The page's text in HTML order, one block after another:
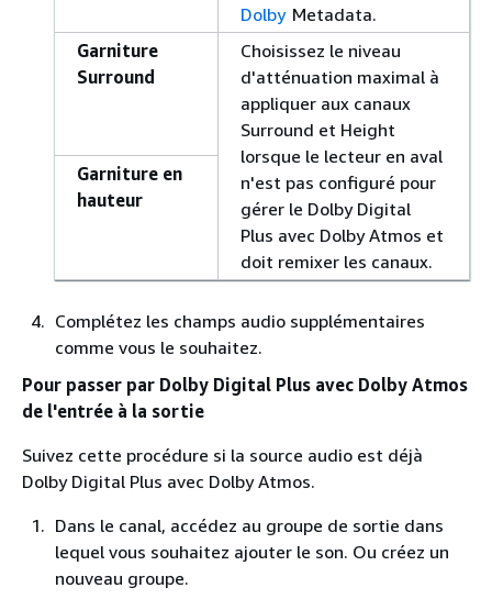
Dolby Metadata.
Garniture
Surround
Choisissez le niveau
d'atténuation maximal à
appliquer aux canaux
Surround et Height
lorsque le lecteur en aval
n'est pas configuré pour
gérer le Dolby Digital
Plus avec Dolby Atmos et
doit remixer les canaux.
Garniture en
hauteur
Complétez les champs audio supplémentaires
comme vous le souhaitez.
Pour passer par Dolby Digital Plus avec Dolby Atmos
de l'entrée à la sortie
Suivez cette procédure si la source audio est déjà
Dolby Digital Plus avec Dolby Atmos.
Dans le canal, accédez au groupe de sortie dans
lequel vous souhaitez ajouter le son. Ou créez un
nouveau groupe.